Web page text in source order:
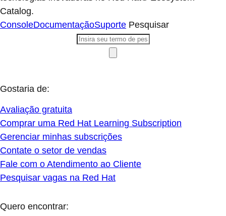
Catalog.
ConsoleDocumentaçãoSuporte Pesquisar
Gostaria de:
Avaliação gratuita
Comprar uma Red Hat Learning Subscription
Gerenciar minhas subscrições
Contate o setor de vendas
Fale com o Atendimento ao Cliente
Pesquisar vagas na Red Hat
Quero encontrar: